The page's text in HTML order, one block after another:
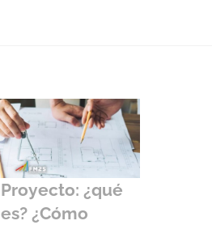
Proyecto: ¿qué
es? ¿Cómo